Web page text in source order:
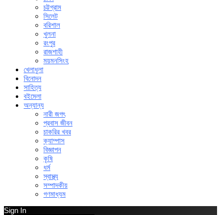
চট্টগ্রাম
সিলেট
বরিশাল
খুলনা
রংপুর
রাজশাহী
ময়মনসিংহ
খেলাধুলা
বিনোদন
সাহিত্য
বইমেলা
অন্যান্য
নারী জগৎ
প্রবাস জীবন
চাকরির খবর
ক্যাম্পাস
বিজ্ঞাপন
কৃষি
ধর্ম
স্বাস্থ্য
সম্পাদকীয়
গণমাধ্যম
Sign In